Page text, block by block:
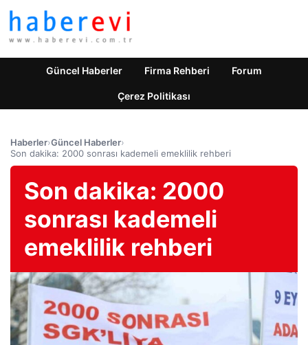
Güncel Haberler Firma Rehberi Forum
Çerez Politikası
Haberler›Güncel Haberler›
Son dakika: 2000 sonrası kademeli emeklilik rehberi
Son dakika: 2000
sonrası kademeli
emeklilik rehberi